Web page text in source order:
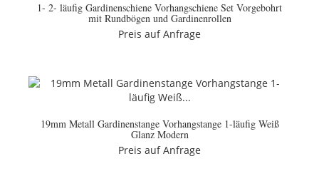
1- 2- läufig Gardinenschiene Vorhangschiene Set Vorgebohrt
mit Rundbögen und Gardinenrollen
Preis auf Anfrage
19mm Metall Gardinenstange Vorhangstange 1-läufig Weiß
Glanz Modern
Preis auf Anfrage